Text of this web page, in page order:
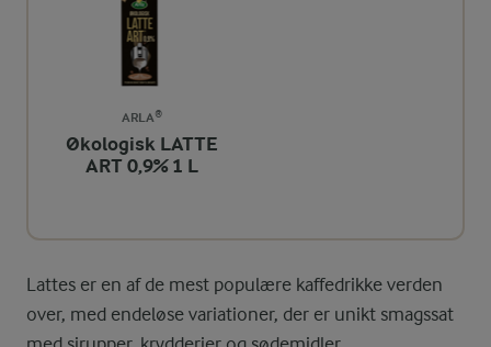
ARLA®
Økologisk LATTE
ART 0,9% 1 L
Lattes er en af de mest populære kaffedrikke verden
over, med endeløse variationer, der er unikt smagssat